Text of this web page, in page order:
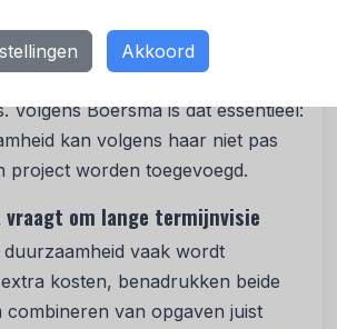
Akkoord
zodat sociale vraagstukken
Volgens Boersma is dat essentieel:
kan volgens haar niet pas
project worden toegevoegd.
vraagt om lange termijnvisie
vaak wordt
kosten, benadrukken beide
combineren van opgaven juist